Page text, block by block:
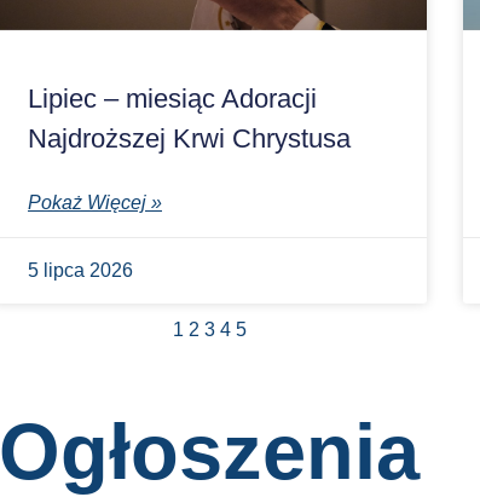
Lipiec – miesiąc Adoracji
Najdroższej Krwi Chrystusa
Pokaż Więcej »
5 lipca 2026
1 2 3 4 5
Ogłoszenia